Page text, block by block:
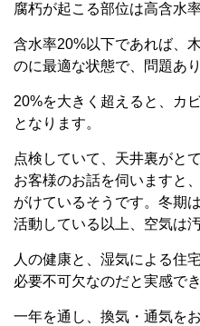
腐朽が起こる部位は高含水率
含水率20%以下であれば、
のに最適な状態で、問題あ
20%を大きく超えると、カ
となります。
点検していて、天井裏がと
お客様のお話を伺いますと
がけているそうです。冬期
活動している以上、空気は
人の健康と、湿気による住
必要不可欠なのだと実感でき
一年を通し、換気・通気を